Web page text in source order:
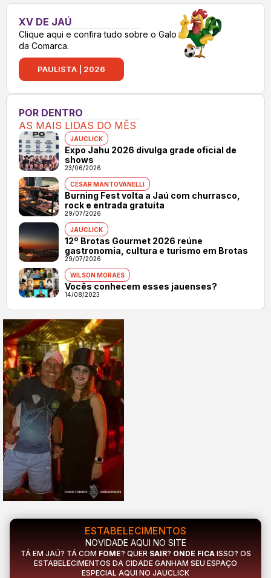
XV DE JAÚ
Clique aqui e confira tudo sobre o Galo
da Comarca.
PAULISTA | 2026
POR DENTRO
AS MAIS LIDAS DO MÊS
JAUCLICK
Expo Jahu 2026 divulga grade oficial de
shows
23/06/2026
CÉSAR MANTOVANELLI
Burning Fest volta a Jaú com churrasco,
rock e entrada gratuita
29/07/2026
JAUCLICK
12º Brotas Gourmet 2026 reúne
gastronomia, cultura e turismo em Brotas
29/07/2026
WILSON MORAES
Vocês conhecem esses jauenses?
14/08/2023
ESTABELECIMENTOS
NOVIDADE AQUI NO SITE
TÁ EM JAÚ? TÁ COM FOME? QUER SAIR? ONDE FICAISSO? OS
ESTABELECIMENTOS DA CIDADE GANHAM SEU ESPAÇO
ESPECIAL AQUI NO JAUCLICK